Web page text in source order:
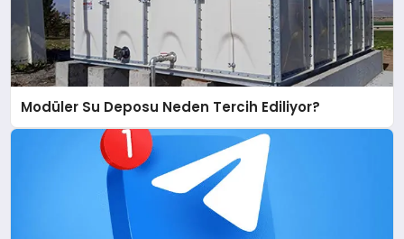
Modüler Su Deposu Neden Tercih Ediliyor?